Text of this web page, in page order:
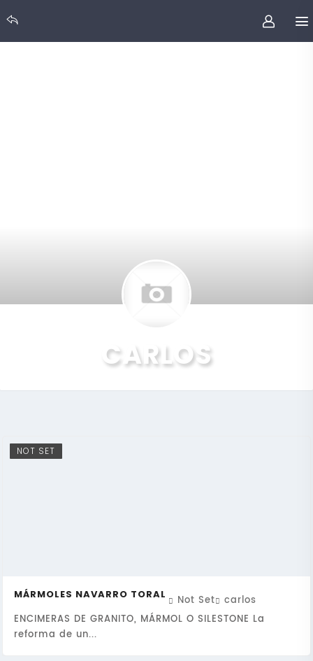
CARLOS
NOT SET
MÁRMOLES NAVARRO TORAL Not Set
carlos
ENCIMERAS DE GRANITO, MÁRMOL O SILESTONE La
reforma de un...